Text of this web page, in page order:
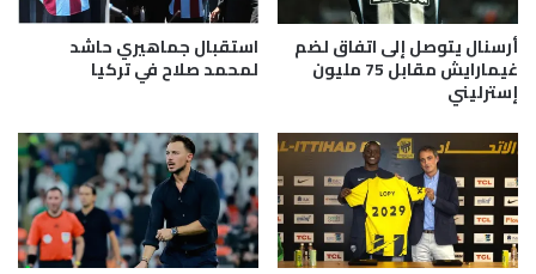
ة
م
ن
م
ا
ب
ه
م
أرسنال يتوصل إلى اتفاق لضم
غيمارايش مقابل 75 مليون
إسترليني
استقبال جماهيري حاشد
لمحمد صلاح في تركيا